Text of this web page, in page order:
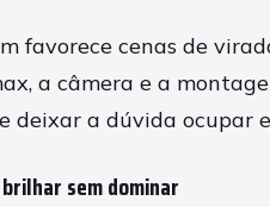
favorece cenas de
a câmera e a
deixar a dúvida ocupar
sem dominar